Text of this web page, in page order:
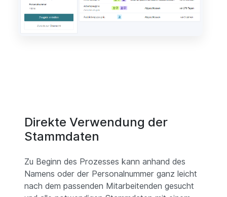
Direkte Verwendung der
Stammdaten
Zu Beginn des Prozesses kann anhand des
Namens oder der Personalnummer ganz leicht
nach dem passenden Mitarbeitenden gesucht